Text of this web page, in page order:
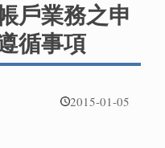
戶業務之申
循事項
2015-01-05